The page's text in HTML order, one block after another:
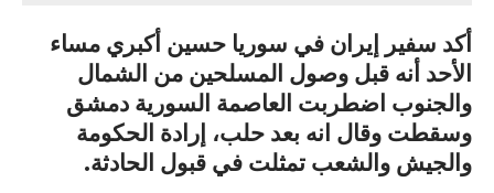
أکد سفير إيران في سوريا حسین أکبري مساء
الأحد أنه قبل وصول المسلحين من الشمال
والجنوب اضطربت العاصمة السوریة دمشق
وسقطت وقال انه بعد حلب، إرادة الحكومة
والجيش والشعب تمثلت في قبول الحادثة.